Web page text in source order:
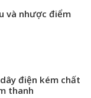
và nhược điểm
điện kém chất
thanh